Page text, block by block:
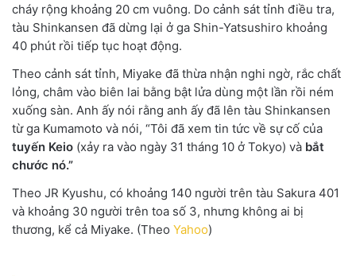
cháy rộng khoảng 20 cm vuông. Do cảnh sát tỉnh điều tra,
tàu Shinkansen đã dừng lại ở ga Shin-Yatsushiro khoảng
40 phút rồi tiếp tục hoạt động.
Theo cảnh sát tỉnh, Miyake đã thừa nhận nghi ngờ, rắc chất
lỏng, châm vào biên lai bằng bật lửa dùng một lần rồi ném
xuống sàn. Anh ấy nói rằng anh ấy đã lên tàu Shinkansen
từ ga Kumamoto và nói, “Tôi đã xem tin tức về sự cố của
tuyến Keio (xảy ra vào ngày 31 tháng 10 ở Tokyo) và bắt
chước nó.”
Theo JR Kyushu, có khoảng 140 người trên tàu Sakura 401
và khoảng 30 người trên toa số 3, nhưng không ai bị
thương, kể cả Miyake. (Theo Yahoo)